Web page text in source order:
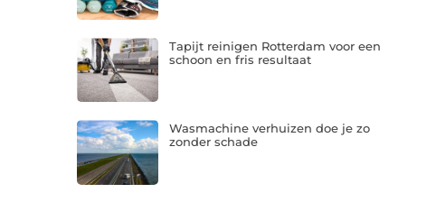
Tapijt reinigen Rotterdam voor een
schoon en fris resultaat
Wasmachine verhuizen doe je zo
zonder schade